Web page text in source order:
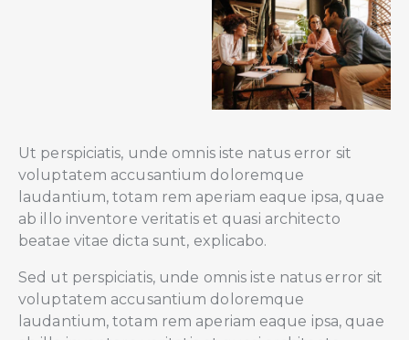
Ut perspiciatis, unde omnis iste natus error sit
voluptatem accusantium doloremque
laudantium, totam rem aperiam eaque ipsa, quae
ab illo inventore veritatis et quasi architecto
beatae vitae dicta sunt, explicabo.
Sed ut perspiciatis, unde omnis iste natus error sit
voluptatem accusantium doloremque
laudantium, totam rem aperiam eaque ipsa, quae